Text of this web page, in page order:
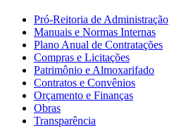
Pró-Reitoria de Administração
Manuais e Normas Internas
Plano Anual de Contratações
Compras e Licitações
Patrimônio e Almoxarifado
Contratos e Convênios
Orçamento e Finanças
Obras
Transparência